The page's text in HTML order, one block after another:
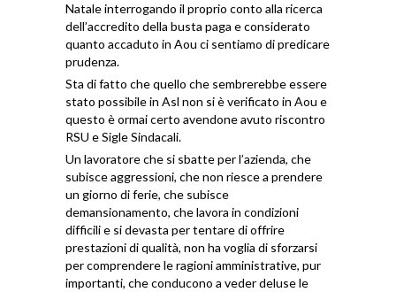
Natale interrogando il proprio conto alla ricerca
dell’accredito della busta paga e considerato
quanto accaduto in Aou ci sentiamo di predicare
prudenza.
Sta di fatto che quello che sembrerebbe essere
stato possibile in Asl non si è verificato in Aou e
questo è ormai certo avendone avuto riscontro
RSU e Sigle Sindacali.
Un lavoratore che si sbatte per l’azienda, che
subisce aggressioni, che non riesce a prendere
un giorno di ferie, che subisce
demansionamento, che lavora in condizioni
difficili e si devasta per tentare di offrire
prestazioni di qualità, non ha voglia di sforzarsi
per comprendere le ragioni amministrative, pur
importanti, che conducono a veder deluse le